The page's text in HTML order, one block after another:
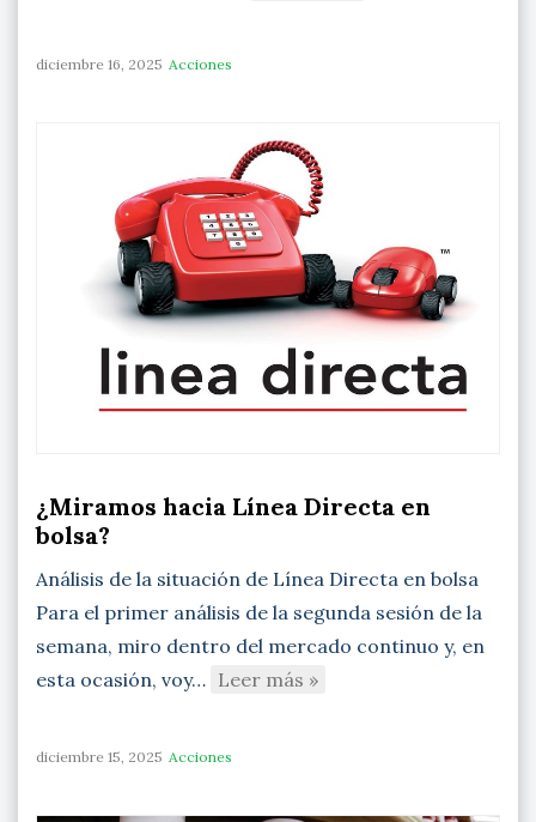
diciembre 16, 2025 Acciones
¿Miramos hacia Línea Directa en
bolsa?
Análisis de la situación de Línea Directa en bolsa
Para el primer análisis de la segunda sesión de la
semana, miro dentro del mercado continuo y, en
esta ocasión, voy… Leer más »
diciembre 15, 2025 Acciones